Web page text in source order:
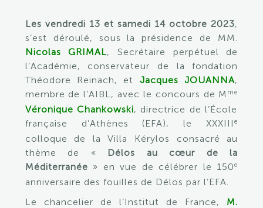
Les vendredi 13 et samedi 14 octobre 2023,
s’est déroulé, sous la présidence de MM.
Nicolas GRIMAL, Secrétaire perpétuel de
l’Académie, conservateur de la fondation
Théodore Reinach, et Jacques JOUANNA,
membre de l’AIBL, avec le concours de M me
Véronique Chankowski, directrice de l’École
française d’Athènes (EFA), le XXXIIIe
colloque de la Villa Kérylos consacré au
thème de « Délos au cœur de la
Méditerranée » en vue de célébrer le 150e
anniversaire des fouilles de Délos par l’EFA.
Le chancelier de l’Institut de France,
M.